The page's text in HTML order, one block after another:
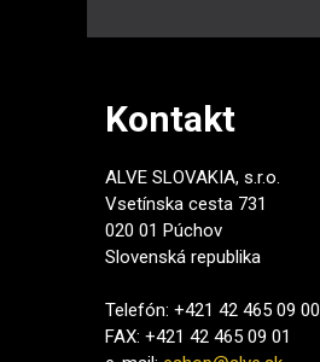
Kontakt
ALVE SLOVAKIA, s.r.o.
Vsetínska cesta 731
020 01 Púchov
Slovenská republika
Telefón: +421 42 465 09 00
FAX: +421 42 465 09 01